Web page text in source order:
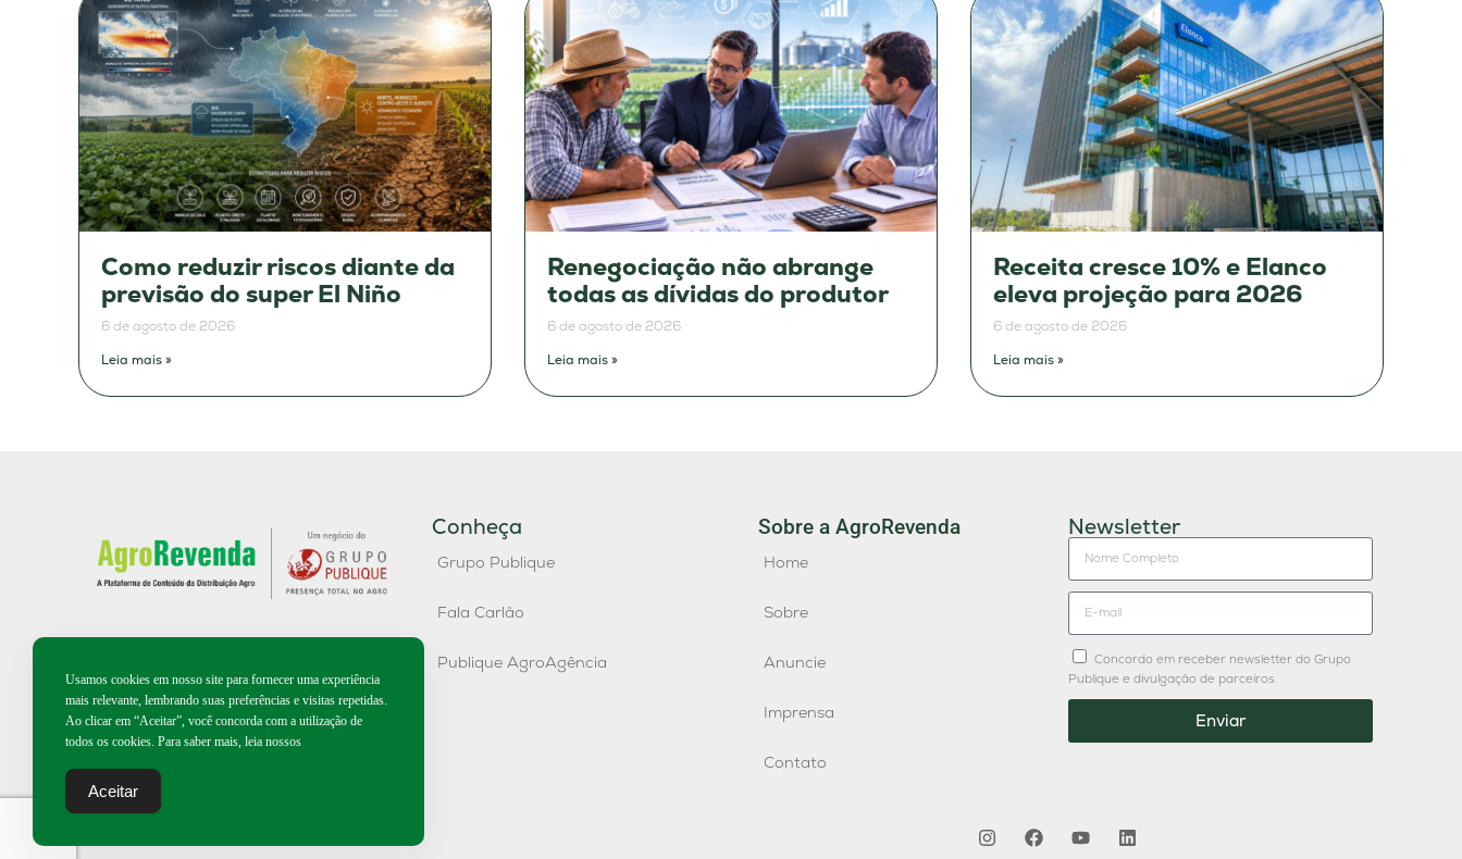
Como reduzir riscos diante da
previsão do super El Niño
6 de agosto de 2026
Leia mais »
Renegociação não abrange
todas as dívidas do produtor
6 de agosto de 2026
Leia mais »
Receita cresce 10% e Elanco
eleva projeção para 2026
6 de agosto de 2026
Leia mais »
Conheça
Grupo Publique
Fala Carlão
Publique AgroAgência
Sobre a AgroRevenda
Home
Sobre
Anuncie
Imprensa
Contato
Newsletter
Concordo em receber newsletter do Grupo
Publique e divulgação de parceiros.
Enviar
Usamos cookies em nosso site para fornecer uma experiência
mais relevante, lembrando suas preferências e visitas repetidas.
Ao clicar em “Aceitar”, você concorda com a utilização de
todos os cookies. Para saber mais, leia nossos
Aceitar